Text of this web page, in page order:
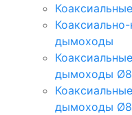
дымоходы
дымоходы
дымоходы